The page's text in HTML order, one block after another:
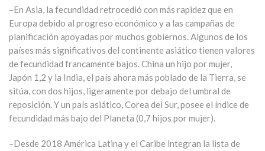
–En Asia, la fecundidad retrocedió con más rapidez que en
Europa debido al progreso económico y a las campañas de
planificación apoyadas por muchos gobiernos. Algunos de los
países más significativos del continente asiático tienen valores
de fecundidad francamente bajos. China un hijo por mujer,
Japón 1,2 y la India, el país ahora más poblado de la Tierra, se
sitúa, con dos hijos, ligeramente por debajo del umbral de
reposición. Y un país asiático, Corea del Sur, posee el índice de
fecundidad más bajo del Planeta (0,7 hijos por mujer).
–Desde 2018 América Latina y el Caribe integran la lista de